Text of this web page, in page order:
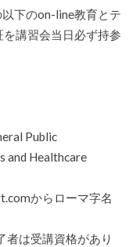
下のon-line教育とテ
講習会当日必ず持参
Public
and Healthcare
からローマ字名
は受講資格があり